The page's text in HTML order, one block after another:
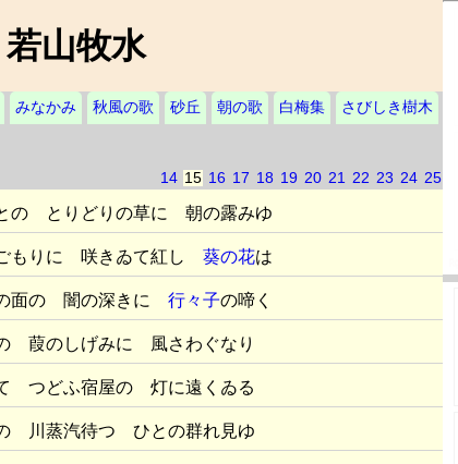
若山牧水
みなかみ 秋風の歌 砂丘 朝の歌 白梅集 さびしき樹木
14 15 16 17 18 19 20 21 22 23 24 25
の とりどりの草に 朝の露みゆ
もりに 咲きゐて紅し 葵の花は
面の 闇の深きに 行々子の啼く
葭のしげみに 風さわぐなり
つどふ宿屋の 灯に遠くゐる
川蒸汽待つ ひとの群れ見ゆ